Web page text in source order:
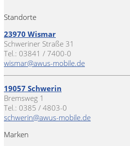
Standorte
23970 Wismar
Schweriner Straße 31
Tel.: 03841 / 7400-0
wismar@awus-mobile.de
19057 Schwerin
Bremsweg 1
Tel.: 0385 / 4803-0
schwerin@awus-mobile.de
Marken